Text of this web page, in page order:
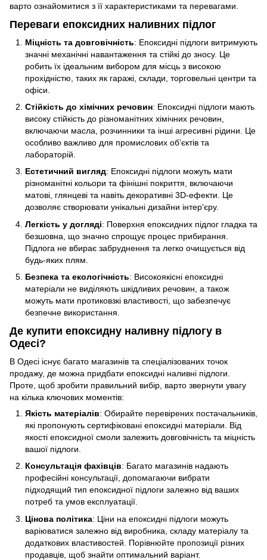
варто ознайомитися з її характеристиками та перевагами.
Переваги епоксидних наливних підлог
Міцність та довговічність: Епоксидні підлоги витримують
значні механічні навантаження та стійкі до зносу. Це
робить їх ідеальним вибором для місць з високою
прохідністю, таких як гаражі, склади, торговельні центри та
офіси.
Стійкість до хімічних речовин: Епоксидні підлоги мають
високу стійкість до різноманітних хімічних речовин,
включаючи масла, розчинники та інші агресивні рідини. Це
особливо важливо для промислових об’єктів та
лабораторій.
Естетичний вигляд: Епоксидні підлоги можуть мати
різноманітні кольори та фінішні покриття, включаючи
матові, глянцеві та навіть декоративні 3D-ефекти. Це
дозволяє створювати унікальні дизайни інтер'єру.
Легкість у догляді: Поверхня епоксидних підлог гладка та
безшовна, що значно спрощує процес прибирання.
Підлога не вбирає забруднення та легко очищується від
будь-яких плям.
Безпека та екологічність: Високоякісні епоксидні
матеріали не виділяють шкідливих речовин, а також
можуть мати протиковзкі властивості, що забезпечує
безпечне використання.
Де купити епоксидну наливну підлогу в
Одесі?
В Одесі існує багато магазинів та спеціалізованих точок
продажу, де можна придбати епоксидні наливні підлоги.
Проте, щоб зробити правильний вибір, варто звернути увагу
на кілька ключових моментів:
Якість матеріалів: Обирайте перевірених постачальників,
які пропонують сертифіковані епоксидні матеріали. Від
якості епоксидної смоли залежить довговічність та міцність
вашої підлоги.
Консультація фахівців: Багато магазинів надають
професійні консультації, допомагаючи вибрати
підходящий тип епоксидної підлоги залежно від ваших
потреб та умов експлуатації.
Цінова політика: Ціни на епоксидні підлоги можуть
варіюватися залежно від виробника, складу матеріалу та
додаткових властивостей. Порівнюйте пропозиції різних
продавців, щоб знайти оптимальний варіант.